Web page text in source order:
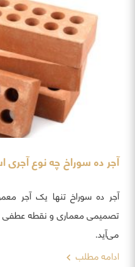
آجر ده سوراخ چه نوع
آجر ده سوراخ تنها یک آجر
تصمیمی معماری و نقطه عطفی
می‌آید.
ادامه مطلب